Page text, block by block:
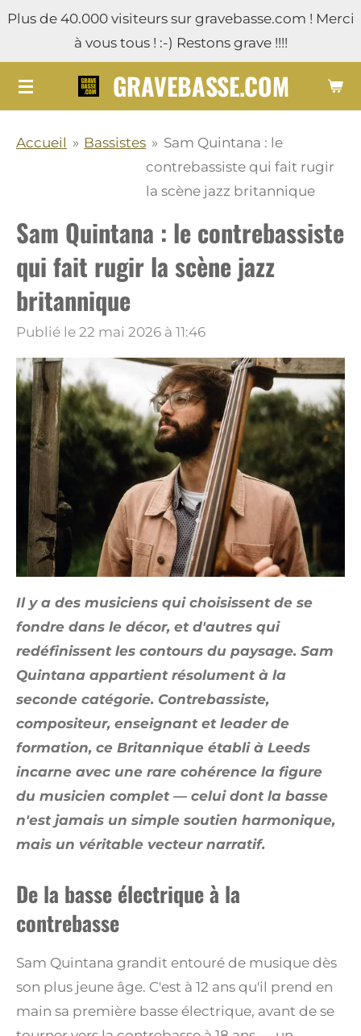
Passer
contenu
principal
GRAVEBASSE.COM
Plus de 40.000 visiteurs sur gravebasse.com ! Merci
à vous tous ! :-) Restons grave !!!!
Accueil » Bassistes » Sam Quintana : le
contrebassiste qui fait rugir
la scène jazz britannique
Sam Quintana : le contrebassiste
qui fait rugir la scène jazz
britannique
Publié le 22 mai 2026 à 11:46
Il y a des musiciens qui choisissent de se
fondre dans le décor, et d'autres qui
redéfinissent les contours du paysage. Sam
Quintana appartient résolument à la
seconde catégorie. Contrebassiste,
compositeur, enseignant et leader de
formation, ce Britannique établi à Leeds
incarne avec une rare cohérence la figure
du musicien complet — celui dont la basse
n'est jamais un simple soutien harmonique,
mais un véritable vecteur narratif.
De la basse électrique à la
contrebasse
Sam Quintana grandit entouré de musique dès
son plus jeune âge. C'est à 12 ans qu'il prend en
main sa première basse électrique, avant de se